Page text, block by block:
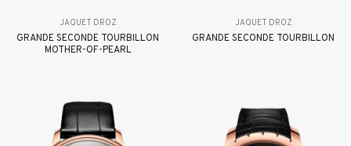
JAQUET DROZ
GRANDE SECONDE TOURBILLON
MOTHER-OF-PEARL
JAQUET DROZ
GRANDE SECONDE TOURBILLON